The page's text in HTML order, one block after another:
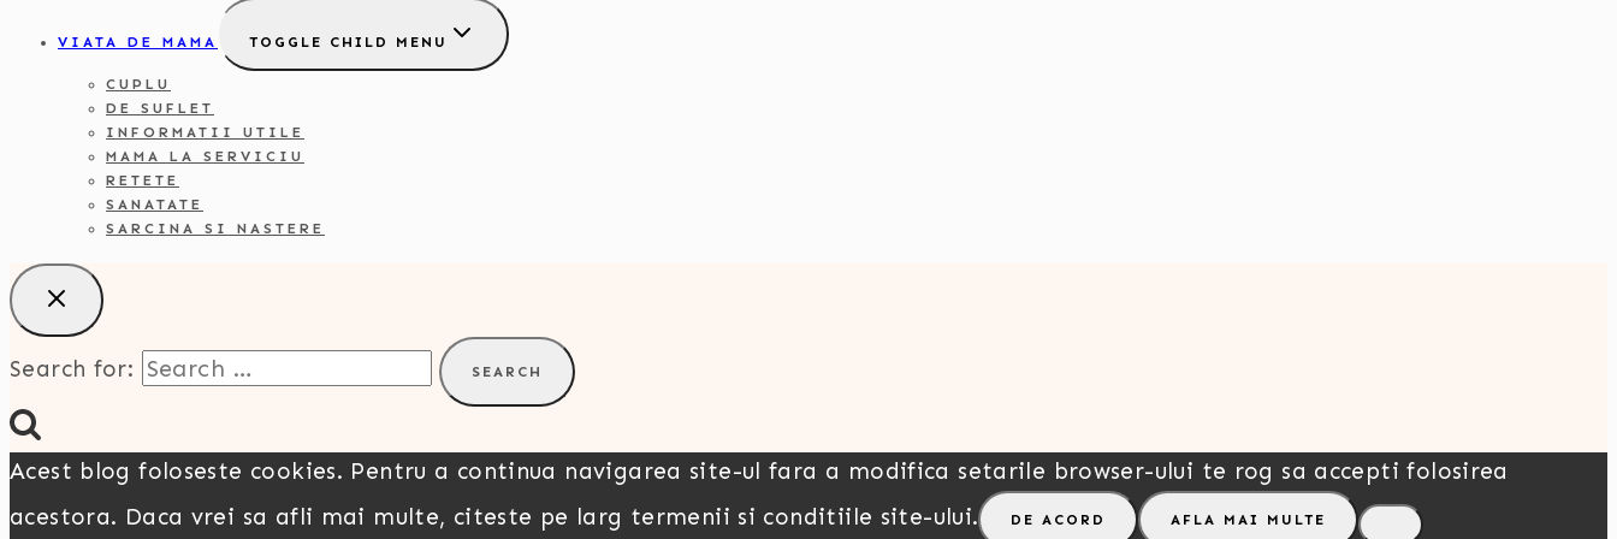
VIATA DE MAMA TOGGLE CHILD MENU
CUPLU
DE SUFLET
INFORMATII UTILE
MAMA LA SERVICIU
RETETE
SANATATE
SARCINA SI NASTERE
Search for:
Acest blog foloseste cookies. Pentru a continua navigarea site-ul fara a modifica setarile browser-ului te rog sa accepti folosirea
acestora. Daca vrei sa afli mai multe, citeste pe larg termenii si conditiile site-ului.
DE ACORD AFLA MAI MULTE